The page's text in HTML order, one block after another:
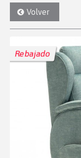
Volver
Rebajado